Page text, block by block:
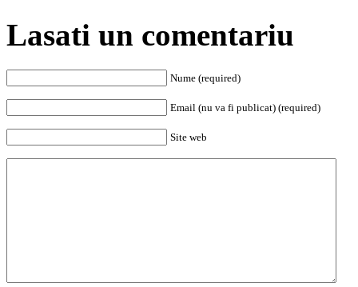
Lasati un comentariu
Nume (required)
Email (nu va fi publicat) (required)
Site web